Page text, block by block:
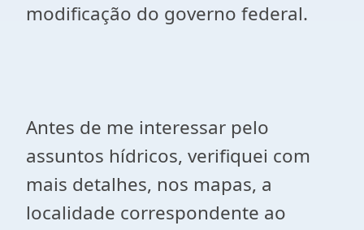
modificação do governo federal.
Antes de me interessar pelo
assuntos hídricos, verifiquei com
mais detalhes, nos mapas, a
localidade correspondente ao